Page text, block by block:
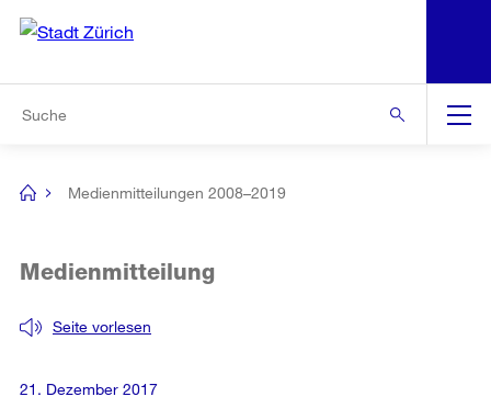
Navigation
[no
Medienmitteilungen 2008–2019
Seite vorlesen
Medienmitteilung
21. Dezember 2017